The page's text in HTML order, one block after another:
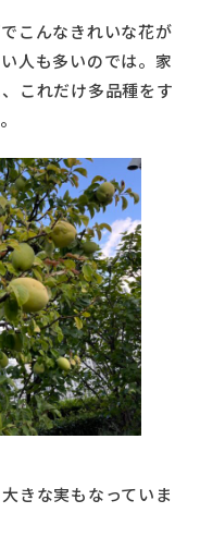
こんなきれいな花が
人も多いのでは。家
これだけ多品種をす
きな実もなっていま